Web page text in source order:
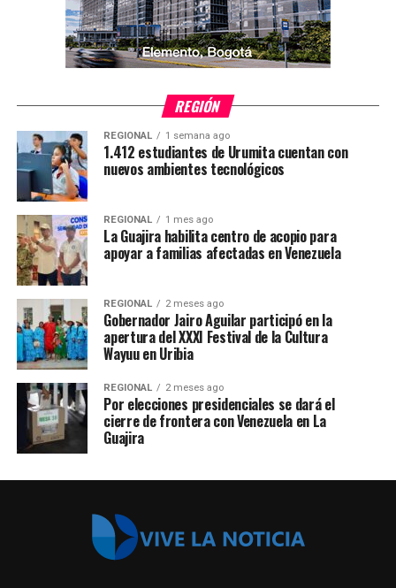
REGIÓN
REGIONAL 1 semana ago
1.412 estudiantes de Urumita cuentan con
nuevos ambientes tecnológicos
REGIONAL 1 mes ago
La Guajira habilita centro de acopio para
apoyar a familias afectadas en Venezuela
REGIONAL 2 meses ago
Gobernador Jairo Aguilar participó en la
apertura del XXXI Festival de la Cultura
Wayuu en Uribia
REGIONAL 2 meses ago
Por elecciones presidenciales se dará el
cierre de frontera con Venezuela en La
Guajira